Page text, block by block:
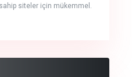
siteler için mükemmel.